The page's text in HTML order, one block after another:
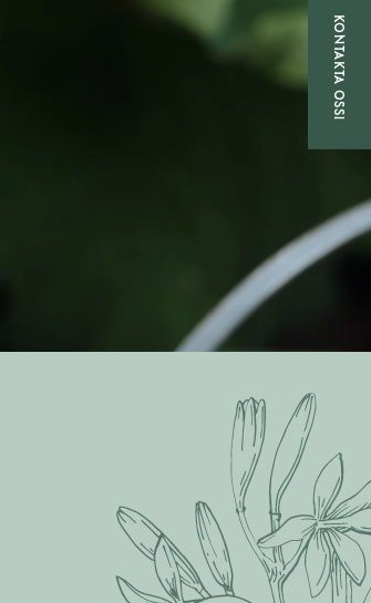
KONTAKTA OSS!